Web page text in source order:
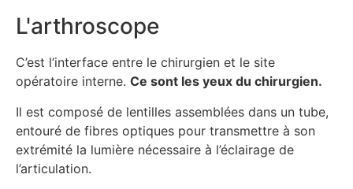
L'arthroscope
C’est l’interface entre le chirurgien et le site
opératoire interne. Ce sont les yeux du chirurgien.
Il est composé de lentilles assemblées dans un tube,
entouré de fibres optiques pour transmettre à son
extrémité la lumière nécessaire à l’éclairage de
l’articulation.